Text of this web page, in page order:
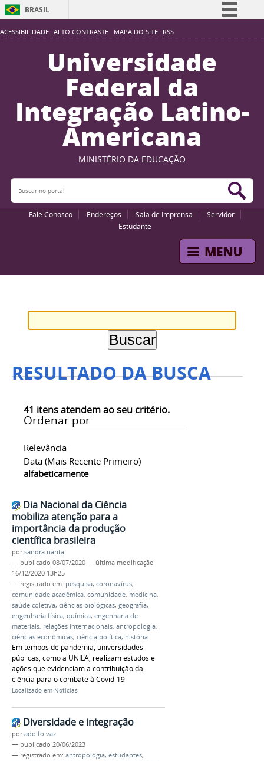
ACESSIBILIDADE ALTO CONTRASTE MAPA DO SITE RSS
BRASIL
Simplifique!
Participe
Acesso à informação
Legislação
Canais
Universidade
Federal da
Integração Latino-
Americana
MINISTÉRIO DA EDUCAÇÃO
Buscar no portal
Fale Conosco Endereços Sala de Imprensa
Servidor
Estudante
RESULTADO DA BUSCA
41 itens atendem ao seu critério.
Ordenar por
Relevância
Data (mais Recente Primeiro)
alfabeticamente
Dia Nacional da Ciência
mobiliza atenção para a
importância da produção
científica brasileira
porsandra.narita
— publicado 08/07/2020 — última modificação
16/12/2020 13h25
— registrado em: pesquisa, coronavírus,
comunidade acadêmica, comunidade, medicina,
saúde coletiva, ciências biológicas, geografia,
engenharia física, química, engenharia de
materiais, relações internacionais, antropologia,
ciências econômicas, ciência política, história
Em tempos de pandemia, universidades
públicas, como a UNILA, realizam estudos e
ações que evidenciam a contribuição da
ciência para o combate à Covid-19
Localizado em Notícias
Diversidade e integração
poradolfo.vaz
— publicado 20/06/2023
— registrado em: antropologia, estudantes,